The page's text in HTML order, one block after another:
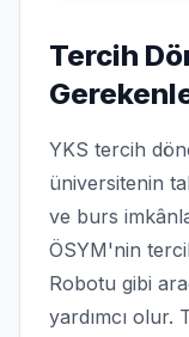
Tercih
YKS tercih
üniversitenin
ve burs
ÖSYM'nin
Robotu gibi
yardımcı olur.